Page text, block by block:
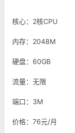
核心：2核CPU
内存：2048M
硬盘：60GB
流量：无限
端口：3M
价格：76元/月